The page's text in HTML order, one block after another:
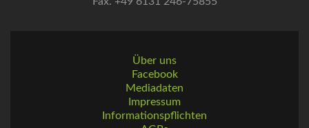
Über uns
Facebook
Mediadaten
Impressum
Informationspflichten